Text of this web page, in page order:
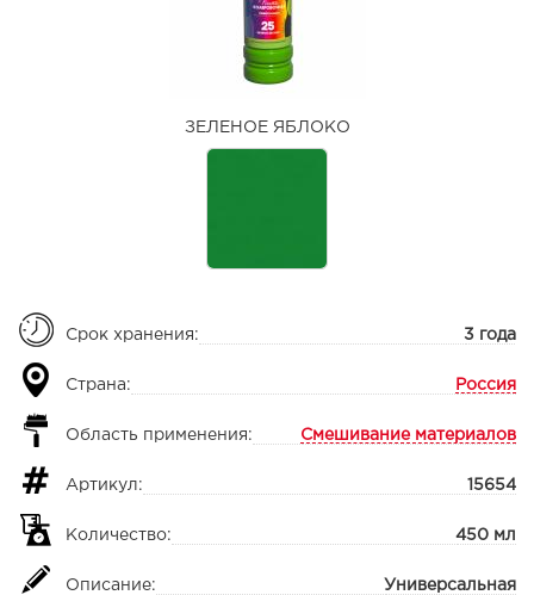
ЗЕЛЕНОЕ ЯБЛОКО
Срок хранения: 3 года
Страна: Россия
Область применения: Смешивание материалов
Артикул: 15654
Количество: 450 мл
Описание: Универсальная